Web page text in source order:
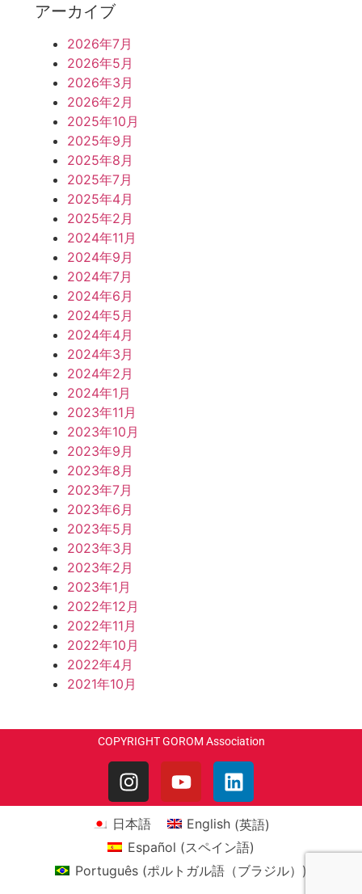
アーカイブ
2026年7月
2026年5月
2026年3月
2026年2月
2025年10月
2025年9月
2025年8月
2025年7月
2025年4月
2025年2月
2024年11月
2024年9月
2024年7月
2024年6月
2024年5月
2024年4月
2024年3月
2024年2月
2024年1月
2023年11月
2023年10月
2023年9月
2023年8月
2023年7月
2023年6月
2023年5月
2023年3月
2023年2月
2023年1月
2022年12月
2022年11月
2022年10月
2022年4月
2021年10月
COPYRIGHT GOROM Association
日本語 English(英語)
Español (スペイン語)
Português(ポルトガル語（ブラジル） )